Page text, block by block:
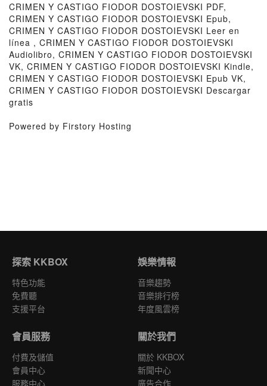
CRIMEN Y CASTIGO FIODOR DOSTOIEVSKI PDF,
CRIMEN Y CASTIGO FIODOR DOSTOIEVSKI Epub,
CRIMEN Y CASTIGO FIODOR DOSTOIEVSKI Leer en
línea , CRIMEN Y CASTIGO FIODOR DOSTOIEVSKI
Audiolibro, CRIMEN Y CASTIGO FIODOR DOSTOIEVSKI
VK, CRIMEN Y CASTIGO FIODOR DOSTOIEVSKI Kindle,
CRIMEN Y CASTIGO FIODOR DOSTOIEVSKI Epub VK,
CRIMEN Y CASTIGO FIODOR DOSTOIEVSKI Descargar
gratis
Powered by Firstory Hosting
探索 KKBOX
特色功能
免費聽
支援平台
娛樂情報
音樂趨勢
音樂排行榜
年度風雲榜
會員服務
付費及儲值
會員中心
服務中心
關於我們
關於 KKBOX
新聞中心
廣告合作